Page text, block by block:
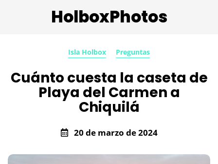
HolboxPhotos
Isla Holbox Preguntas
Cuánto cuesta la caseta de
Playa del Carmen a
Chiquilá
20 de marzo de 2024